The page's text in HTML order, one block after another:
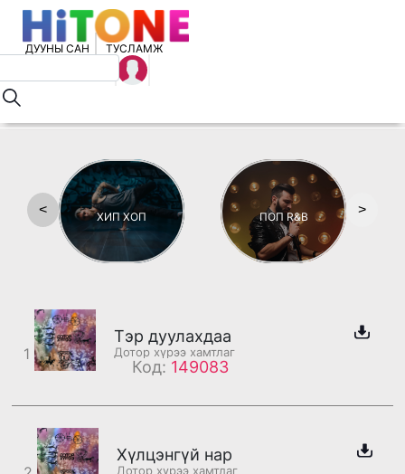
ДУУНЫ САН ТУСЛАМЖ
ХИП ХОП ПОП R&B
< >
1
Тэр дуулахдаа
Дотор хүрээ хамтлаг
Код: 149083
Хүлцэнгүй нар
Дотор хүрээ хамтлаг